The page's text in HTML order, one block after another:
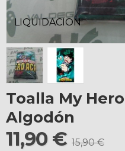
LIQUIDACION
Toalla My
Algodón
11,90 € 15,90 €